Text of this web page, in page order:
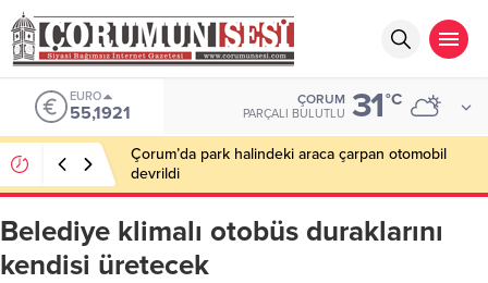
EURO
55,1921
ÇORUM
PARÇALI BULUTLU 31°C
Çorum’da park halindeki araca çarpan otomobil
devrildi
Belediye klimalı otobüs duraklarını
kendisi üretecek